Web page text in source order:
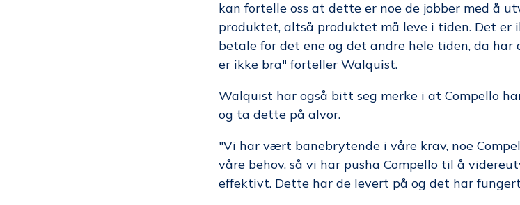
kan fortelle oss at dette er noe de jobber med å
produktet, altså produktet må leve i tiden. Det er
betale for det ene og det andre hele tiden, da har
er ikke bra" forteller Walquist.
Walquist har også bitt seg merke i at Compello
og ta dette på alvor.
"Vi har vært banebrytende i våre krav, noe
våre behov, så vi har pusha Compello til å
effektivt. Dette har de levert på og det har